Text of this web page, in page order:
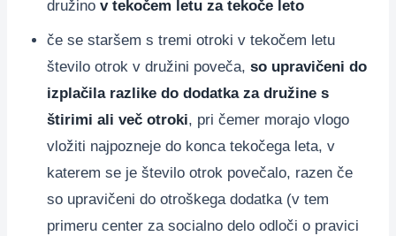
družino v tekočem letu za tekoče leto
če se staršem s tremi otroki v tekočem letu
število otrok v družini poveča, so upravičeni do
izplačila razlike do dodatka za družine s
štirimi ali več otroki, pri čemer morajo vlogo
vložiti najpozneje do konca tekočega leta, v
katerem se je število otrok povečalo, razen če
so upravičeni do otroškega dodatka (v tem
primeru center za socialno delo odloči o pravici